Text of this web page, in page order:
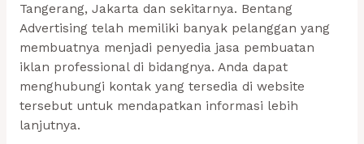
Tangerang, Jakarta dan sekitarnya. Bentang
Advertising telah memiliki banyak pelanggan yang
membuatnya menjadi penyedia jasa pembuatan
iklan professional di bidangnya. Anda dapat
menghubungi kontak yang tersedia di website
tersebut untuk mendapatkan informasi lebih
lanjutnya.